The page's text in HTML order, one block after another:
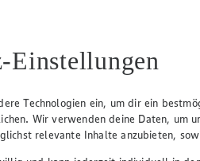
Einstellungen
Technologien ein, um dir ein
Wir verwenden deine Daten, um
relevante Inhalte anzubieten,